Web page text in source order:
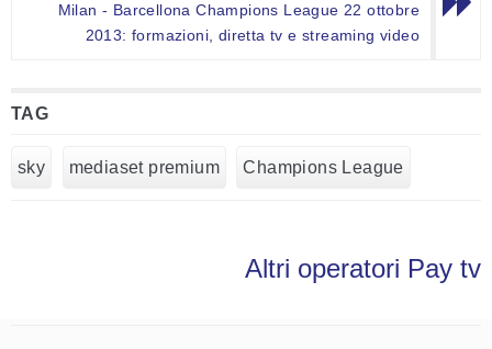
Milan - Barcellona Champions League 22 ottobre
2013: formazioni, diretta tv e streaming video
TAG
sky mediaset premium Champions League
Altri operatori Pay tv